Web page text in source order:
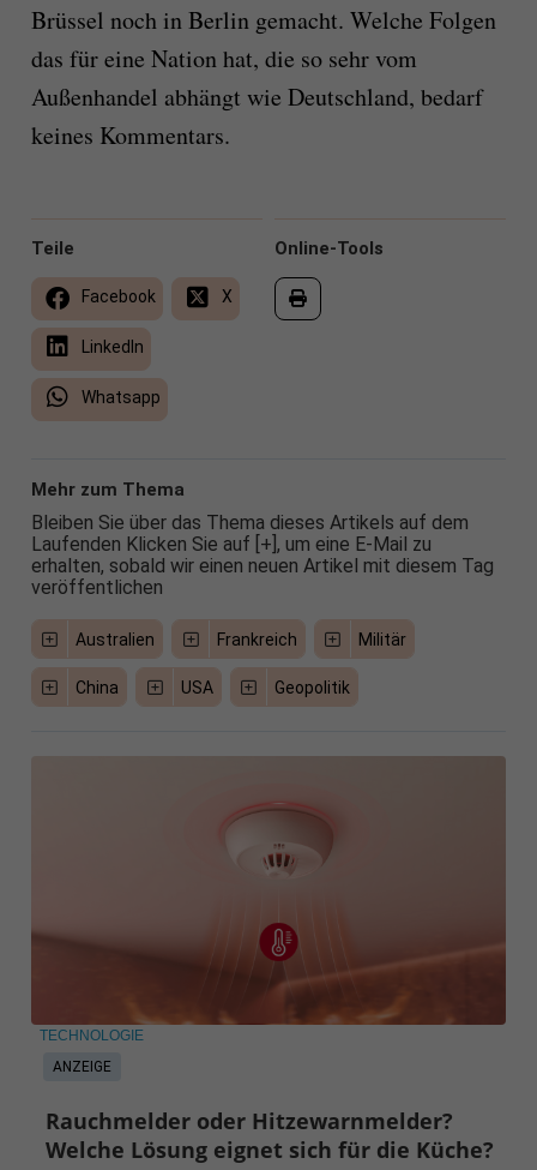
Brüssel noch in Berlin gemacht. Welche Folgen
das für eine Nation hat, die so sehr vom
Außenhandel abhängt wie Deutschland, bedarf
keines Kommentars.
Online-Tools
Teile
Facebook X
LinkedIn
Whatsapp
Mehr zum Thema
Bleiben Sie über das Thema dieses Artikels auf dem
Laufenden Klicken Sie auf [+], um eine E-Mail zu
erhalten, sobald wir einen neuen Artikel mit diesem Tag
veröffentlichen
Australien Frankreich Militär
China USA Geopolitik
ANZEIGE
TECHNOLOGIE
Rauchmelder oder Hitzewarnmelder?
Welche Lösung eignet sich für die Küche?